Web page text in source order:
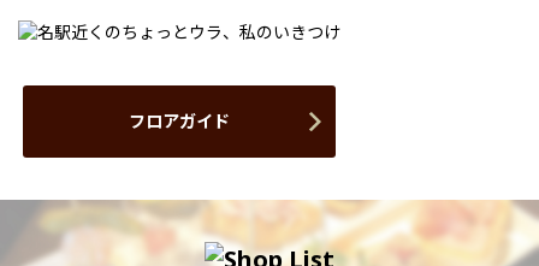
フロアガイド